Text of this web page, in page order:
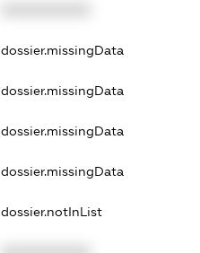
dossier.missingData
dossier.missingData
dossier.missingData
dossier.missingData
dossier.notInList